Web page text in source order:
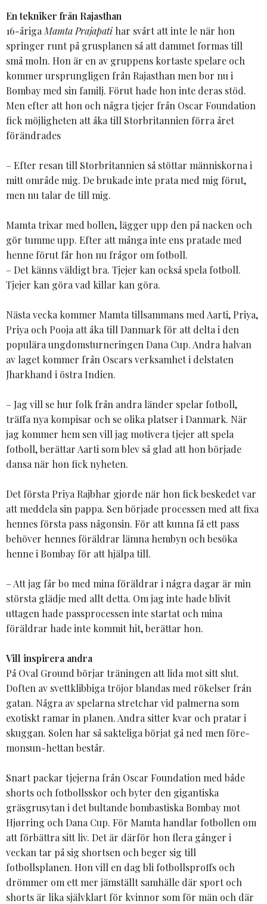
En tekniker från Rajasthan
16-åriga Mamta Prajapati har svårt att inte le när hon
springer runt på grusplanen så att dammet formas till
små moln. Hon är en av gruppens kortaste spelare och
kommer ursprungligen från Rajasthan men bor nu i
Bombay med sin familj. Förut hade hon inte deras stöd.
Men efter att hon och några tjejer från Oscar Foundation
fick möjligheten att åka till Storbritannien förra året
förändrades
– Efter resan till Storbritannien så stöttar människorna i
mitt område mig. De brukade inte prata med mig förut,
men nu talar de till mig.
Mamta trixar med bollen, lägger upp den på nacken och
gör tumme upp. Efter att många inte ens pratade med
henne förut får hon nu frågor om fotboll.
– Det känns väldigt bra. Tjejer kan också spela fotboll.
Tjejer kan göra vad killar kan göra.
Nästa vecka kommer Mamta tillsammans med Aarti, Priya,
Priya och Pooja att åka till Danmark för att delta i den
populära ungdomsturneringen Dana Cup. Andra halvan
av laget kommer från Oscars verksamhet i delstaten
Jharkhand i östra Indien.
– Jag vill se hur folk från andra länder spelar fotboll,
träffa nya kompisar och se olika platser i Danmark. När
jag kommer hem sen vill jag motivera tjejer att spela
fotboll, berättar Aarti som blev så glad att hon började
dansa när hon fick nyheten.
Det första Priya Rajbhar gjorde när hon fick beskedet var
att meddela sin pappa. Sen började processen med att fixa
hennes första pass någonsin. För att kunna få ett pass
behöver hennes föräldrar lämna hembyn och besöka
henne i Bombay för att hjälpa till.
– Att jag får bo med mina föräldrar i några dagar är min
största glädje med allt detta. Om jag inte hade blivit
uttagen hade passprocessen inte startat och mina
föräldrar hade inte kommit hit, berättar hon.
Vill inspirera andra
På Oval Ground börjar träningen att lida mot sitt slut.
Doften av svettklibbiga tröjor blandas med rökelser från
gatan. Några av spelarna stretchar vid palmerna som
exotiskt ramar in planen. Andra sitter kvar och pratar i
skuggan. Solen har så sakteliga börjat gå ned men före-
monsun-hettan består.
Snart packar tjejerna från Oscar Foundation med både
shorts och fotbollsskor och byter den gigantiska
gräsgrusytan i det bultande bombastiska Bombay mot
Hjørring och Dana Cup. För Mamta handlar fotbollen om
att förbättra sitt liv. Det är därför hon flera gånger i
veckan tar på sig shortsen och beger sig till
fotbollsplanen. Hon vill en dag bli fotbollsproffs och
drömmer om ett mer jämställt samhälle där sport och
shorts är lika självklart för kvinnor som för män och där